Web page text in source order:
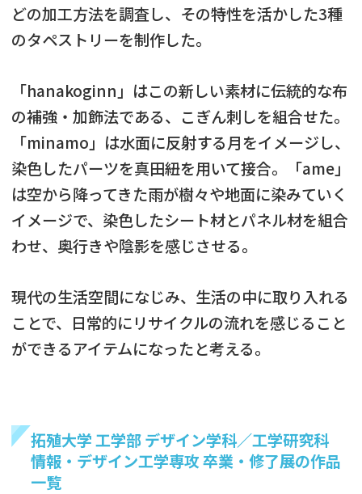
どの加工方法を調査し、その特性を活かした3種
のタペストリーを制作した。
「hanakoginn」はこの新しい素材に伝統的な布
の補強・加飾法である、こぎん刺しを組合せた。
「minamo」は水面に反射する月をイメージし、
染色したパーツを真田紐を用いて接合。「ame」
は空から降ってきた雨が樹々や地面に染みていく
イメージで、染色したシート材とパネル材を組合
わせ、奥行きや陰影を感じさせる。
現代の生活空間になじみ、生活の中に取り入れる
ことで、日常的にリサイクルの流れを感じること
ができるアイテムになったと考える。
拓殖大学 工学部 デザイン学科／工学研究科
情報・デザイン工学専攻 卒業・修了展の作品
一覧